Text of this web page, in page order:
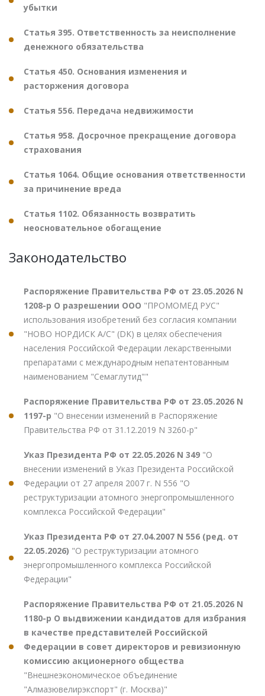
убытки
Статья 395. Ответственность за неисполнение
денежного обязательства
Статья 450. Основания изменения и
расторжения договора
Статья 556. Передача недвижимости
Статья 958. Досрочное прекращение договора
страхования
Статья 1064. Общие основания ответственности
за причинение вреда
Статья 1102. Обязанность возвратить
неосновательное обогащение
Законодательство
Распоряжение Правительства РФ от 23.05.2026 N
1208-р О разрешении ООО "ПРОМОМЕД РУС"
использования изобретений без согласия компании
"НОВО НОРДИСК А/С" (DK) в целях обеспечения
населения Российской Федерации лекарственными
препаратами с международным непатентованным
наименованием "Семаглутид""
Распоряжение Правительства РФ от 23.05.2026 N
1197-р "О внесении изменений в Распоряжение
Правительства РФ от 31.12.2019 N 3260-р"
Указ Президента РФ от 22.05.2026 N 349 "О
внесении изменений в Указ Президента Российской
Федерации от 27 апреля 2007 г. N 556 "О
реструктуризации атомного энергопромышленного
комплекса Российской Федерации"
Указ Президента РФ от 27.04.2007 N 556 (ред. от
22.05.2026) "О реструктуризации атомного
энергопромышленного комплекса Российской
Федерации"
Распоряжение Правительства РФ от 21.05.2026 N
1180-р О выдвижении кандидатов для избрания
в качестве представителей Российской
Федерации в совет директоров и ревизионную
комиссию акционерного общества
"Внешнеэкономическое объединение
"Алмазювелирэкспорт" (г. Москва)"